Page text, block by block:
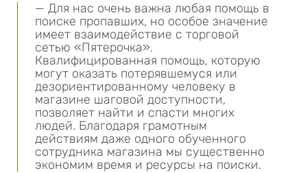
— Для нас очень важна любая помощь в
поиске пропавших, но особое значение
имеет взаимодействие с торговой
сетью «Пятерочка».
Квалифицированная помощь, которую
могут оказать потерявшемуся или
дезориентированному человеку в
магазине шаговой доступности,
позволяет найти и спасти многих
людей. Благодаря грамотным
действиям даже одного обученного
сотрудника магазина мы существенно
экономим время и ресурсы на поиски.